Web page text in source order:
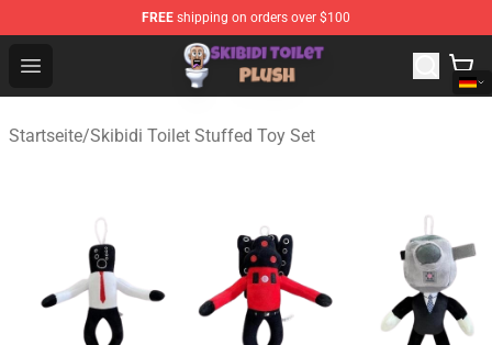
FREE shipping on orders over $100
Open menu
Skibidi Toilet Plush Shop - Official Skibidi Toilet Plush
Startseite/Skibidi Toilet Stuffed Toy Set